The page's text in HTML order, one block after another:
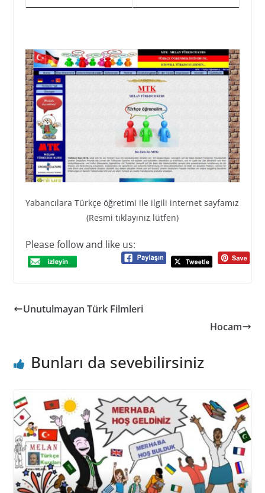
Yabancılara Türkçe öğretimi ile ilgili internet sayfamız
(Resmi tıklayınız lütfen)
Please follow and like us:
Unutulmayan Türk Filmleri
Hocam
Bunları da sevebilirsiniz